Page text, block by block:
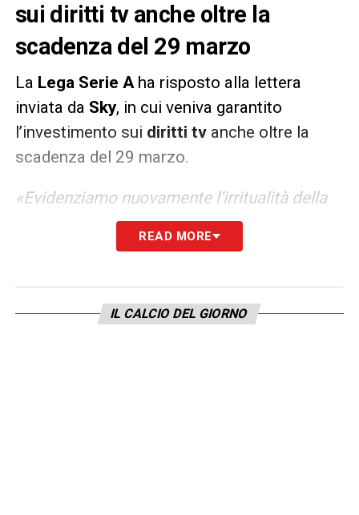
sui diritti tv anche oltre la
scadenza del 29 marzo
La Lega Serie Aha risposto alla lettera
inviata da Sky, in cui veniva garantito
l’investimento sui diritti tvanche oltre la
scadenza del 29 marzo.
«Evidenziamo nuovamente l’irritualità della
vostra comunicazione e vi ribadiamo
l’obbligo di buona fede imposto a tutti gli
lo svolgimento della procedura di gara».
READ MORE
IL CALCIO DEL GIORNO